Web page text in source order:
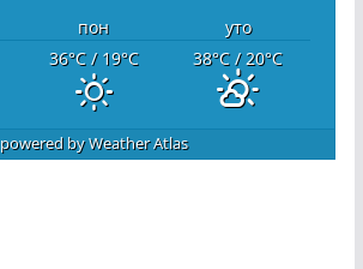
пон
уто
36°C/ 19°C 38°C/ 20°C
powered byWeather Atlas